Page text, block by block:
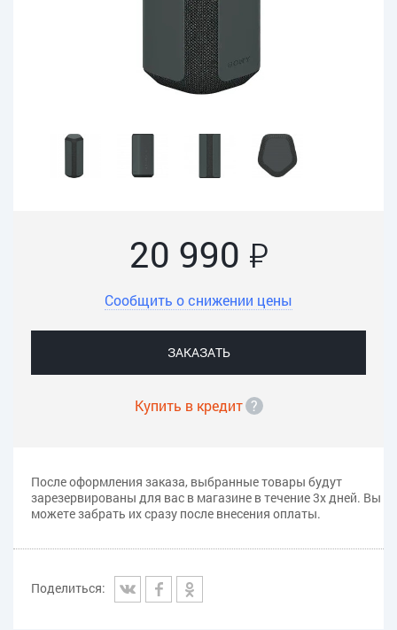
20 990 о
Сообщить о снижении цены
ЗАКАЗАТЬ
Купить в кредит ?
После оформления заказа, выбранные товары будут
зарезервированы для вас в магазине в течение 3х дней. Вы
можете забрать их сразу после внесения оплаты.
Поделиться: